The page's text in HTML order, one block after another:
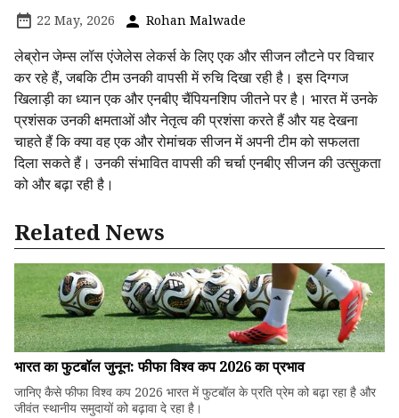
22 May, 2026 Rohan Malwade
लेब्रोन जेम्स लॉस एंजेलेस लेकर्स के लिए एक और सीजन लौटने पर विचार
कर रहे हैं, जबकि टीम उनकी वापसी में रुचि दिखा रही है। इस दिग्गज
खिलाड़ी का ध्यान एक और एनबीए चैंपियनशिप जीतने पर है। भारत में उनके
प्रशंसक उनकी क्षमताओं और नेतृत्व की प्रशंसा करते हैं और यह देखना
चाहते हैं कि क्या वह एक और रोमांचक सीजन में अपनी टीम को सफलता
दिला सकते हैं। उनकी संभावित वापसी की चर्चा एनबीए सीजन की उत्सुकता
को और बढ़ा रही है।
Related News
भारत का फुटबॉल जुनून: फीफा विश्व कप 2026 का प्रभाव
जानिए कैसे फीफा विश्व कप 2026 भारत में फुटबॉल के प्रति प्रेम को बढ़ा रहा है और
जीवंत स्थानीय समुदायों को बढ़ावा दे रहा है।